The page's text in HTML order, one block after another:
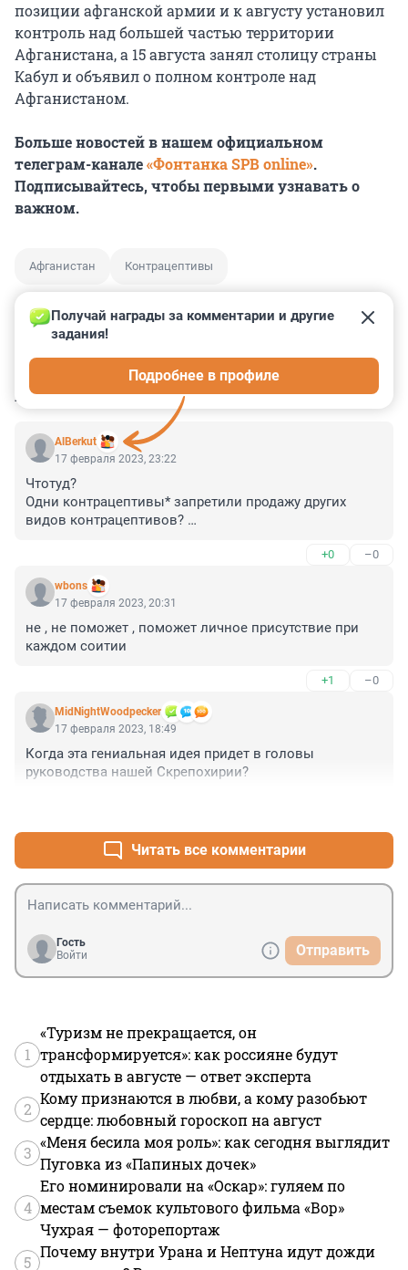
позиции афганской армии и к августу установил
контроль над большей частью территории
Афганистана, а 15 августа занял столицу страны
Кабул и объявил о полном контроле над
Афганистаном.
Больше новостей в нашем официальном
телеграм-канале«Фонтанка SPB online».
Подписывайтесь, чтобы первыми узнавать о
важном.
Афганистан Контрацептивы
КОММЕНТАРИИ 26
AlBerkut
Получай награды за комментарии и другие
задания!
Подробнее в профиле
17 февраля 2023, 23:22
Чтотуд?
Одни контрацептивы* запретили продажу других
видов контрацептивов?
+0 –0
wbons
17 февраля 2023, 20:31
не , не поможет , поможет личное присутствие при
каждом соитии
+1 –0
MidNightWoodpecker
17 февраля 2023, 18:49
Когда эта гениальная идея придет в головы
руководства нашей Скрепохирии?
Читать все комментарии
Гость
Войти
Отправить
1
«Туризм не прекращается, он
трансформируется»: как россияне будут
отдыхать в августе — ответ эксперта
2
Кому признаются в любви, а кому разобьют
сердце: любовный гороскоп на август
3
«Меня бесила моя роль»: как сегодня выглядит
Пуговка из «Папиных дочек»
4
Его номинировали на «Оскар»: гуляем по
местам съемок культового фильма «Вор»
Чухрая — фоторепортаж
5
Почему внутри Урана и Нептуна идут дожди